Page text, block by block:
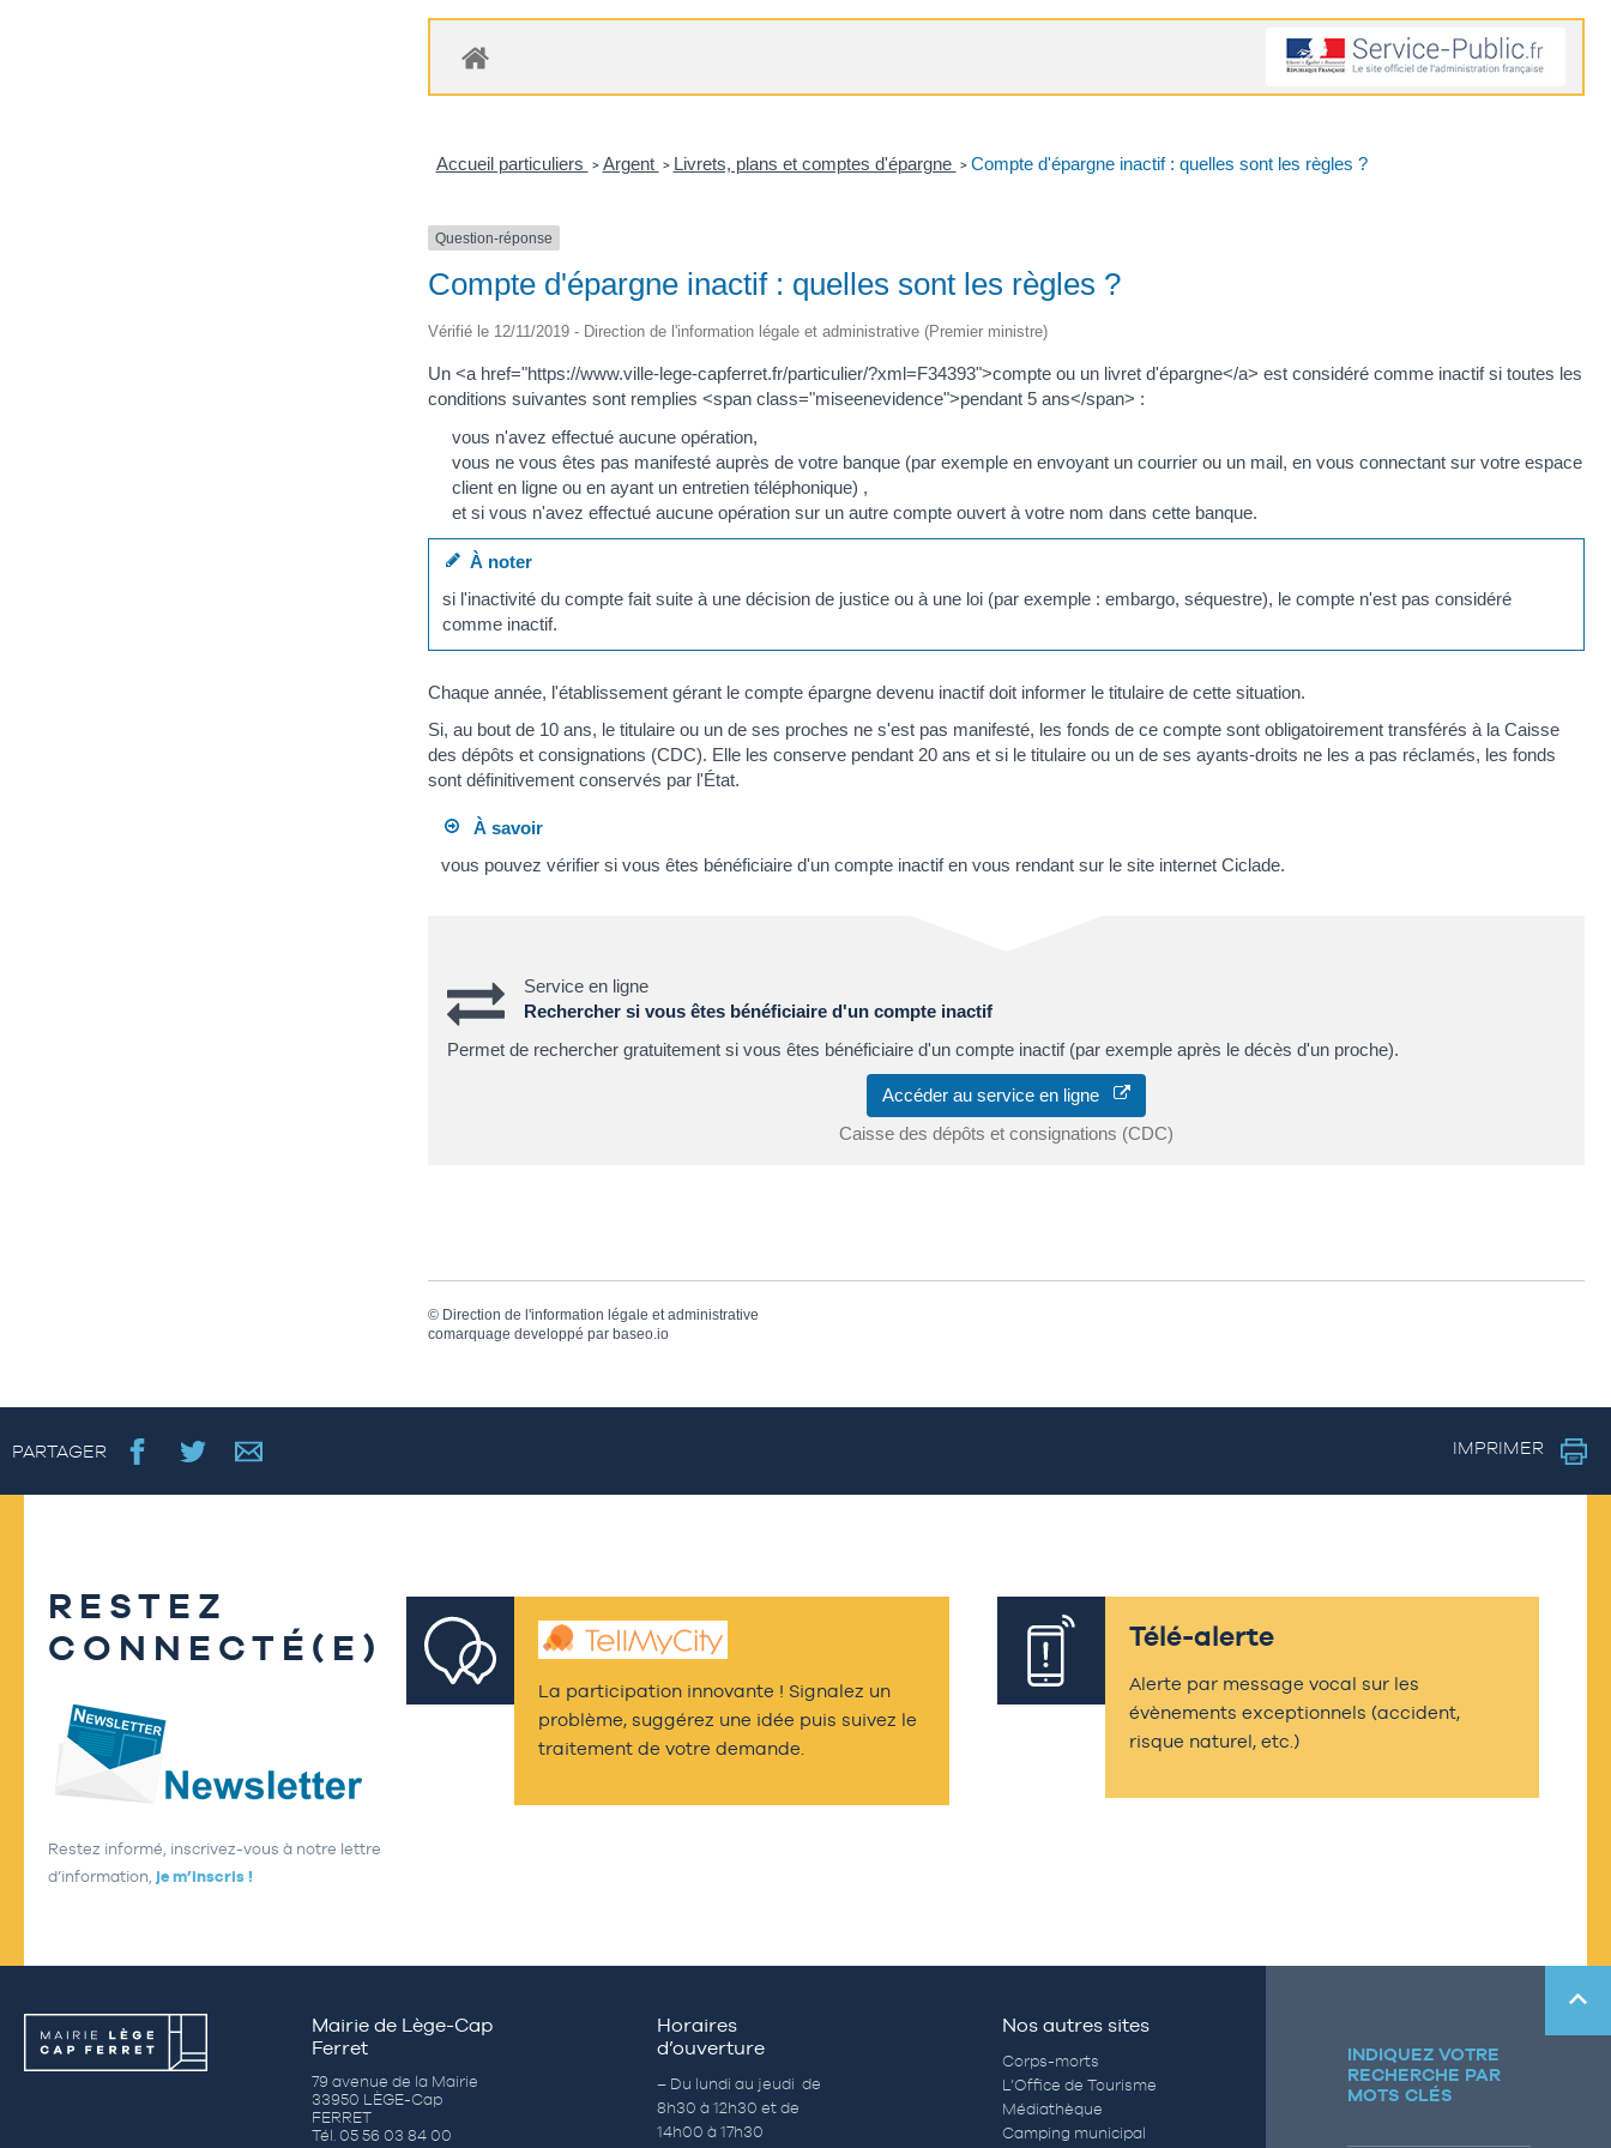
Accueil particuliers > Argent > Livrets, plans et comptes d'épargne > Compte d'épargne inactif : quelles sont les règles ?
Question-réponse
Compte d'épargne inactif : quelles sont les règles ?
Vérifié le 12/11/2019 - Direction de l'information légale et administrative (Premier ministre)
Un <a href="https://www.ville-lege-capferret.fr/particulier/?xml=F34393">compte ou un livret d'épargne</a> est considéré comme inactif si toutes les
conditions suivantes sont remplies <span class="miseenevidence">pendant 5 ans</span> :
vous n'avez effectué aucune opération,
vous ne vous êtes pas manifesté auprès de votre banque (par exemple en envoyant un courrier ou un mail, en vous connectant sur votre espace
client en ligne ou en ayant un entretien téléphonique) ,
et si vous n'avez effectué aucune opération sur un autre compte ouvert à votre nom dans cette banque.
À noter
si l'inactivité du compte fait suite à une décision de justice ou à une loi (par exemple : embargo, séquestre), le compte n'est pas considéré
comme inactif.
Chaque année, l'établissement gérant le compte épargne devenu inactif doit informer le titulaire de cette situation.
Si, au bout de 10 ans, le titulaire ou un de ses proches ne s'est pas manifesté, les fonds de ce compte sont obligatoirement transférés à la Caisse
des dépôts et consignations (CDC). Elle les conserve pendant 20 ans et si le titulaire ou un de ses ayants-droits ne les a pas réclamés, les fonds
sont définitivement conservés par l'État.
À savoir
vous pouvez vérifier si vous êtes bénéficiaire d'un compte inactif en vous rendant sur le site internet Ciclade.
Service en ligne
Rechercher si vous êtes bénéficiaire d'un compte inactif
Permet de rechercher gratuitement si vous êtes bénéficiaire d'un compte inactif (par exemple après le décès d'un proche).
Accéder au service en ligne
Caisse des dépôts et consignations (CDC)
© Direction de l'information légale et administrative
comarquage developpé par baseo.io
PARTAGER IMPRIMER
RESTEZ
CONNECTÉ(E)
Restez informé, inscrivez-vous à notre lettre
d’information, je m’inscris !
La participation innovante ! Signalez un
problème, suggérez une idée puis suivez le
traitement de votre demande.
Télé-alerte
Alerte par message vocal sur les
évènements exceptionnels (accident,
risque naturel, etc.)
Mairie de Lège-Cap
Ferret
79 avenue de la Mairie
33950 LÈGE-Cap
FERRET
Tél. 05 56 03 84 00
Horaires
d’ouverture
– Du lundi au jeudi de
8h30 à 12h30 et de
14h00 à 17h30
Nos autres sites
Corps-morts
L’Office de Tourisme
Médiathèque
Camping municipal
INDIQUEZ VOTRE
RECHERCHE PAR
MOTS CLÉS